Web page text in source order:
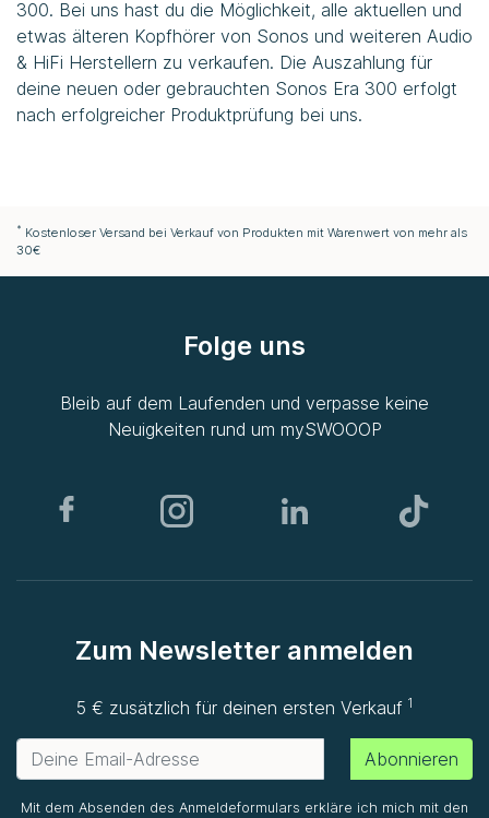
300. Bei uns hast du die Möglichkeit, alle aktuellen und
etwas älteren Kopfhörer von Sonos und weiteren Audio
& HiFi Herstellern zu verkaufen. Die Auszahlung für
deine neuen oder gebrauchten Sonos Era 300 erfolgt
nach erfolgreicher Produktprüfung bei uns.
* Kostenloser Versand bei Verkauf von Produkten mit Warenwert von mehr als
30€
Folge uns
Bleib auf dem Laufenden und verpasse keine
Neuigkeiten rund um mySWOOOP
Zum Newsletter anmelden
5 € zusätzlich für deinen ersten Verkauf1
Abonnieren
Mit dem Absenden des Anmeldeformulars erkläre ich mich mit den